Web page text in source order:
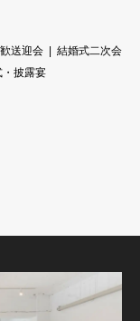
歓送迎会
結婚式二次会
・披露宴